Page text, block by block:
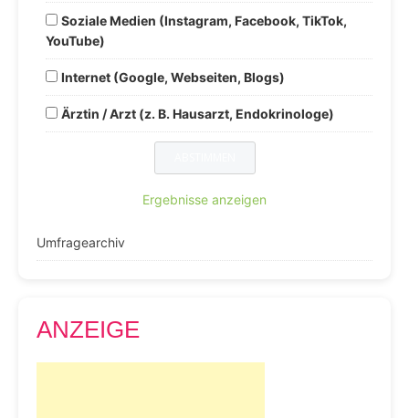
Soziale Medien (Instagram, Facebook, TikTok,
YouTube)
Internet (Google, Webseiten, Blogs)
Ärztin / Arzt (z. B. Hausarzt, Endokrinologe)
Ergebnisse anzeigen
Umfragearchiv
ANZEIGE